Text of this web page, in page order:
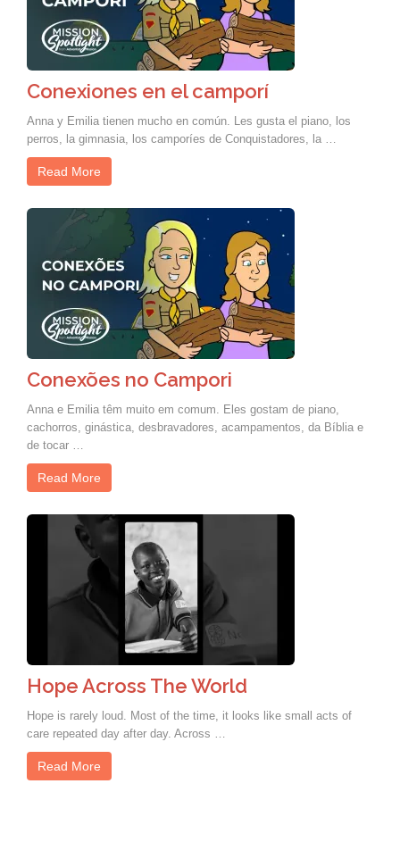
Conexiones en el camporí
Anna y Emilia tienen mucho en común. Les gusta el piano, los
perros, la gimnasia, los camporíes de Conquistadores, la …
Read More
Conexões no Campori
Anna e Emilia têm muito em comum. Eles gostam de piano,
cachorros, ginástica, desbravadores, acampamentos, da Bíblia e
de tocar …
Read More
Hope Across The World
Hope is rarely loud. Most of the time, it looks like small acts of
care repeated day after day. Across …
Read More